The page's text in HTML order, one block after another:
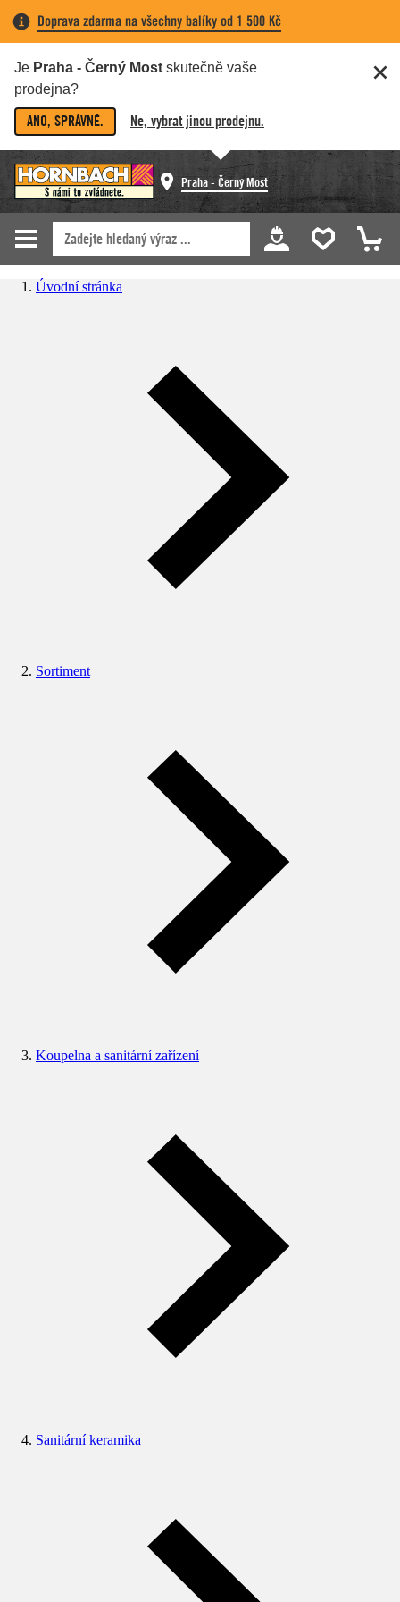
Doprava zdarma na všechny balíky od 1 500 Kč
Je Praha - Černý Most skutečně vaše
prodejna?
ANO, SPRÁVNĚ. Ne, vybrat jinou prodejnu.
Praha - Černý Most
Úvodní stránka
Sortiment
Koupelna a sanitární zařízení
Sanitární keramika